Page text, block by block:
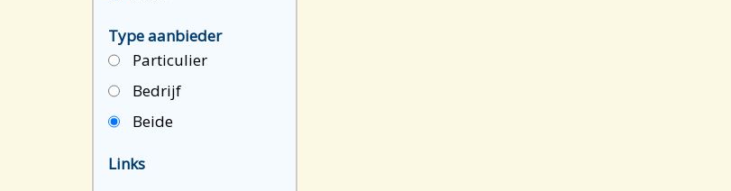
Type aanbieder
Particulier
Bedrijf
Beide
Links